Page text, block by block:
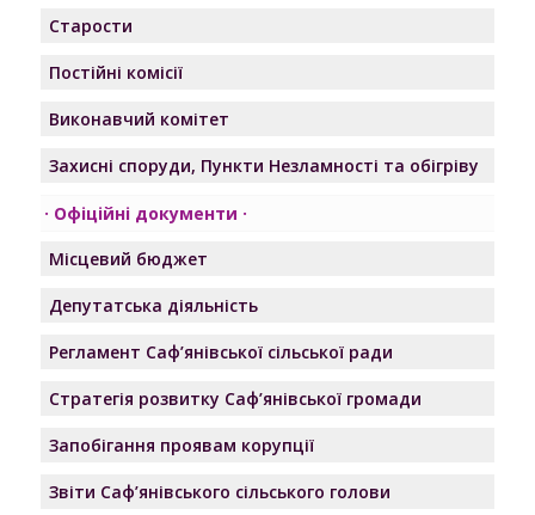
Старости
Постійні комісії
Виконавчий комітет
Захисні споруди, Пункти Незламності та обігріву
Офіційні документи
Місцевий бюджет
Депутатська діяльність
Регламент Саф’янівської сільської ради
Стратегія розвитку Саф’янівської громади
Запобігання проявам корупції
Звіти Саф’янівського сільського голови